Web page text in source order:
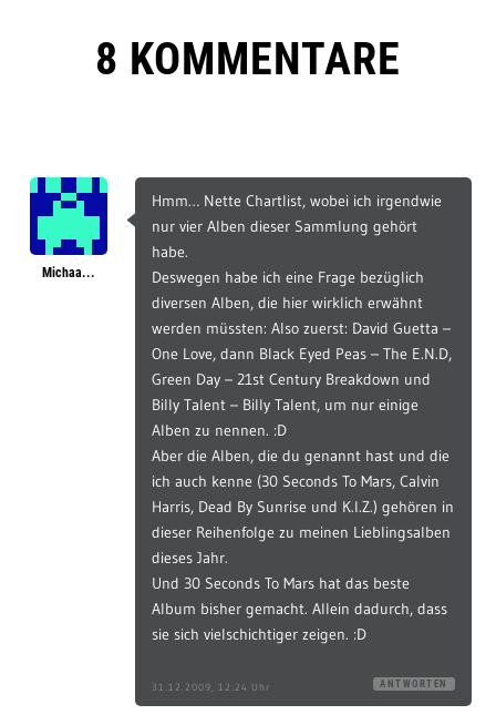
8 KOMMENTARE
Michaa...
Hmm… Nette Chartlist, wobei ich irgendwie
nur vier Alben dieser Sammlung gehört
habe.
Deswegen habe ich eine Frage bezüglich
diversen Alben, die hier wirklich erwähnt
werden müssten: Also zuerst: David Guetta –
One Love, dann Black Eyed Peas – The E.N.D,
Green Day – 21st Century Breakdown und
Billy Talent – Billy Talent, um nur einige
Alben zu nennen. :D
Aber die Alben, die du genannt hast und die
ich auch kenne (30 Seconds To Mars, Calvin
Harris, Dead By Sunrise und K.I.Z.) gehören in
dieser Reihenfolge zu meinen Lieblingsalben
dieses Jahr.
Und 30 Seconds To Mars hat das beste
Album bisher gemacht. Allein dadurch, dass
sie sich vielschichtiger zeigen. :D
31.12.2009, 12:24 Uhr ANTWORTEN